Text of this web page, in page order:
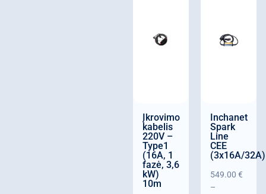
Įkrovimo
kabelis
220V –
Type1
(16A, 1
fazė, 3,6
kW)
10m
Inchanet
Spark
Line
CEE
(3x16A/32A)
549.00 €
–